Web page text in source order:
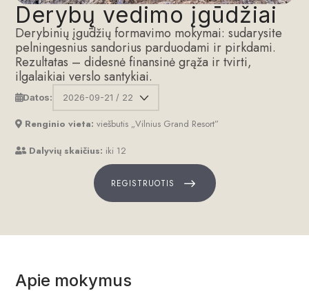
Derybų vedimo įgūdžiai
Derybinių įgūdžių formavimo mokymai: sudarysite
pelningesnius sandorius parduodami ir pirkdami.
Rezultatas – didesnė finansinė grąža ir tvirti,
ilgalaikiai verslo santykiai.
Datos:
Renginio vieta:viešbutis „Vilnius Grand Resort”
Dalyvių skaičius: iki 12
REGISTRUOTIS
Apie mokymus